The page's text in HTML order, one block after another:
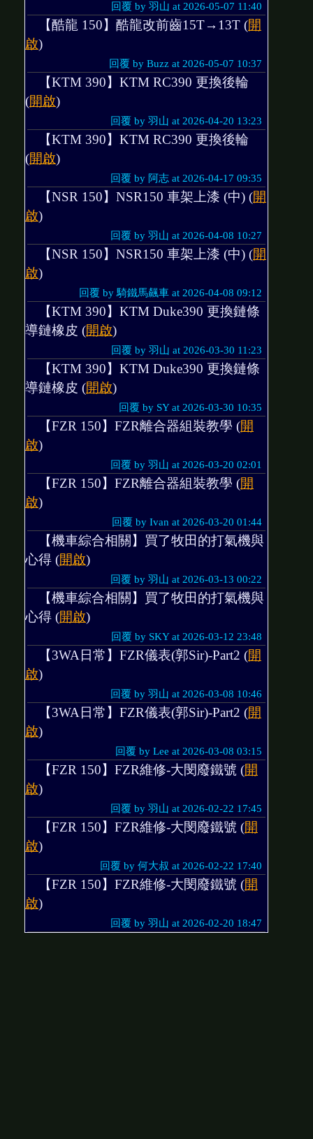
回覆 by 羽山 at 2026-05-07 11:40
【酷龍 150】酷龍改前齒15T→13T (開
啟)
回覆 by Buzz at 2026-05-07 10:37
【KTM 390】KTM RC390 更換後輪
(開啟)
回覆 by 羽山 at 2026-04-20 13:23
【KTM 390】KTM RC390 更換後輪
(開啟)
回覆 by 阿志 at 2026-04-17 09:35
【NSR 150】NSR150 車架上漆 (中) (開
啟)
回覆 by 羽山 at 2026-04-08 10:27
【NSR 150】NSR150 車架上漆 (中) (開
啟)
回覆 by 騎鐵馬飆車 at 2026-04-08 09:12
【KTM 390】KTM Duke390 更換鏈條
導鏈橡皮 (開啟)
回覆 by 羽山 at 2026-03-30 11:23
【KTM 390】KTM Duke390 更換鏈條
導鏈橡皮 (開啟)
回覆 by SY at 2026-03-30 10:35
【FZR 150】FZR離合器組裝教學 (開
啟)
回覆 by 羽山 at 2026-03-20 02:01
【FZR 150】FZR離合器組裝教學 (開
啟)
回覆 by Ivan at 2026-03-20 01:44
【機車綜合相關】買了牧田的打氣機與
心得 (開啟)
回覆 by 羽山 at 2026-03-13 00:22
【機車綜合相關】買了牧田的打氣機與
心得 (開啟)
回覆 by SKY at 2026-03-12 23:48
【3WA日常】FZR儀表(郭Sir)-Part2 (開
啟)
回覆 by 羽山 at 2026-03-08 10:46
【3WA日常】FZR儀表(郭Sir)-Part2 (開
啟)
回覆 by Lee at 2026-03-08 03:15
【FZR 150】FZR維修-大閔廢鐵號 (開
啟)
回覆 by 羽山 at 2026-02-22 17:45
【FZR 150】FZR維修-大閔廢鐵號 (開
啟)
回覆 by 何大叔 at 2026-02-22 17:40
【FZR 150】FZR維修-大閔廢鐵號 (開
啟)
回覆 by 羽山 at 2026-02-20 18:47